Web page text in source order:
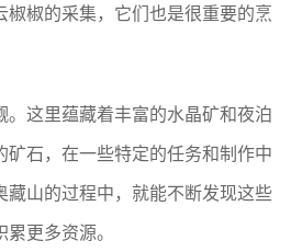
椒椒的采集，它们也是很重要的烹
。这里蕴藏着丰富的水晶矿和夜泊
矿石，在一些特定的任务和制作中
藏山的过程中，就能不断发现这些
更多资源。